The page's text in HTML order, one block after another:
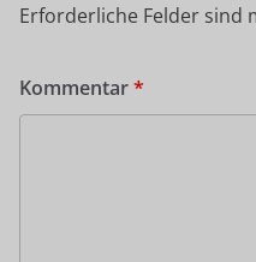
Erforderliche Felder sind
Kommentar*